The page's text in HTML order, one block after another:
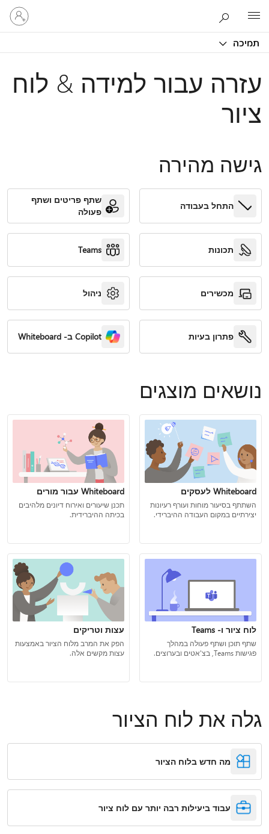
תמיכה
היכנס
לחשבון
שלך
עזרה עבור למידה & לוח
ציור
גישה מהירה
התחל בעבודה
שתף פריטים ושתף
פעולה
תכונות Teams
מכשירים ניהול
פתרון בעיות Copilot ב- Whiteboard
נושאים מוצגים
Whiteboard לעסקים
השתתף בסיעור מוחות ועורף רעיונות
יצירתיים במקום העבודה ההיברידי.
Whiteboard עבור מורים
תכנן שיעורים ואירוח דיונים מלהיבים
בכיתה ההיברידית.
לוח ציור ו- Teams
שתף תוכן ושתף פעולה במהלך
פגישות Teams, בצ'אטים ובערוצים.
עצות וטריקים
הפק את המרב מלוח הציור באמצעות
עצות מקשים אלה.
גלה את לוח הציור
מה חדש בלוח הציור
עבוד ביעילות רבה יותר עם לוח ציור